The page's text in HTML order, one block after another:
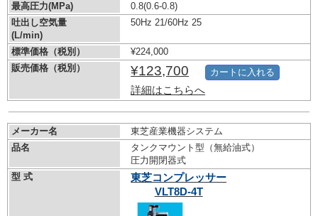
最高圧力(MPa)
0.8(0.6-0.8)
吐出し空気量
(L/min)
50Hz 21/60Hz 25
標準価格（税別）
¥224,000
販売価格（税別）
¥123,700
詳細はこちらへ
カートに入れる
メーカー名
東芝産業機器システム
品名
タンクマウント型（無給油式）
圧力開閉器式
型 式
東芝コンプレッサー
VLT8D-4T